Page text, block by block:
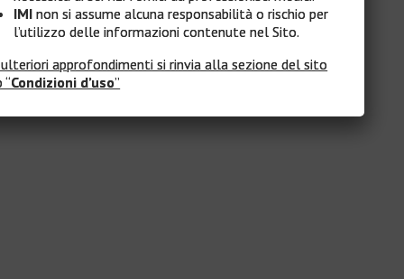
IMI non si assume alcuna responsabilità o rischio per
l’utilizzo delle informazioni contenute nel Sito.
approfondimenti si rinvia alla sezione del sito
“Condizioni d’uso”